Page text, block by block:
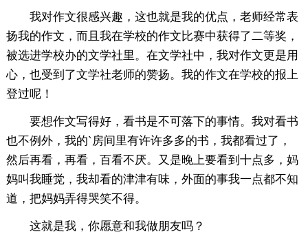
我对作文很感兴趣，这也就是我的优点，老师经常表
扬我的作文，而且我在学校的作文比赛中获得了二等奖，
被选进学校办的文学社里。在文学社中，我对作文更是用
心，也受到了文学社老师的赞扬。我的作文在学校的报上
登过呢！
要想作文写得好，看书是不可落下的事情。我对看书
也不例外，我的`房间里有许许多多的书，我都看过了，
然后再看，再看，百看不厌。又是晚上要看到十点多，妈
妈叫我睡觉，我却看的津津有味，外面的事我一点都不知
道，把妈妈弄得哭笑不得。
这就是我，你愿意和我做朋友吗？